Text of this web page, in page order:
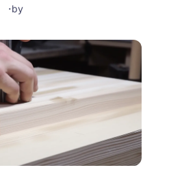
·by